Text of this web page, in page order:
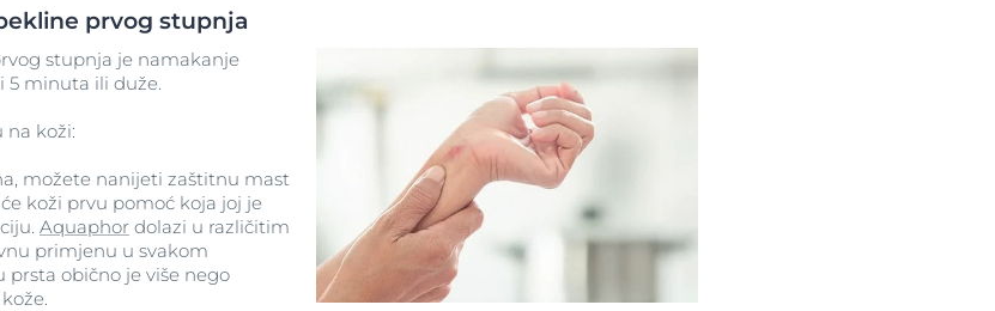
prvog stupnja
stupnja je namakanje
5 minuta ili duže.
koži:
možete nanijeti zaštitnu mast
koži prvu pomoć koja joj je
Aquaphor dolazi u različitim
primjenu u svakom
obično je više nego